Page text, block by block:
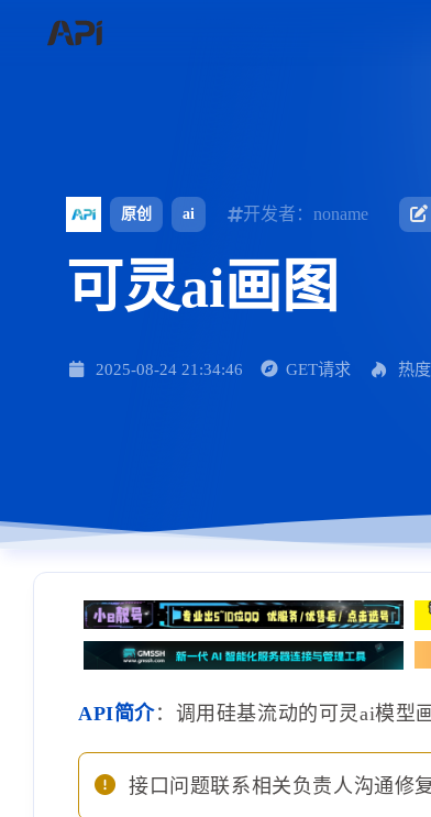
原创 ai 开发者：noname
可灵ai画图
2025-08-24 21:34:46 GET请求 热
API简介：调用硅基流动的可灵ai模型
接口问题联系相关负责人沟通修复